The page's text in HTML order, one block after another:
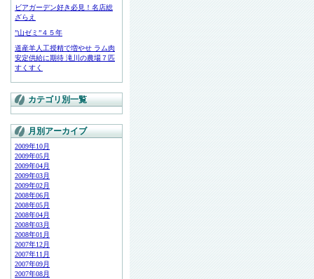
ビアガーデン好き必見！名店総
ざらえ
”山ゼミ”４５年
道産羊人工授精で増やせ ラム肉
安定供給に期待 滝川の農場７匹
すくすく
カテゴリ別一覧
月別アーカイブ
2009年10月
2009年05月
2009年04月
2009年03月
2009年02月
2008年06月
2008年05月
2008年04月
2008年03月
2008年01月
2007年12月
2007年11月
2007年09月
2007年08月